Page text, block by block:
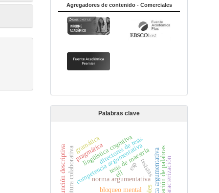
Agregadores de contenido - Comerciales
Palabras clave
competencia argumentativa
norma argumentativa práctica argumentativa
escritura colaborativa
bloqueo mental
tesis de maestría
directores de tesis
tesistas
lingüística cognitiva formación de palabrascaracterización
subfunción descriptiva pragmática
gramática
esp
ell